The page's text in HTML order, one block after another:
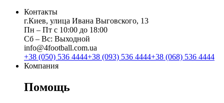
Контакты
г.Киев, улица Ивана Выговского, 13
Пн ‒ Пт с 10:00 до 18:00
Сб ‒ Вс: Выходной
info@4football.com.ua
+38 (050) 536 4444+38 (093) 536 4444+38 (068) 536 4444
Компания
Помощь